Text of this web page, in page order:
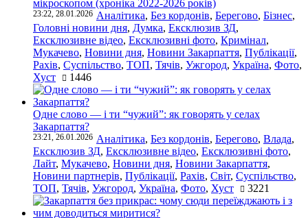
мікроскопом (хроніка 2022-2026 років)
23:22, 28.01.2026 Аналітика, Без кордонів, Берегово, Бізнес,
Головні новини дня, Думка, Ексклюзив ЗД,
Ексклюзивне відео, Ексклюзивні фото, Кримінал,
Мукачево, Новини дня, Новини Закарпаття, Публікації,
Рахів, Суспільство, ТОП, Тячів, Ужгород, Україна, Фото,
Хуст
1446
Одне слово — і ти “чужий”: як говорять у селах
Закарпаття?
23:21, 26.01.2026 Аналітика, Без кордонів, Берегово, Влада,
Ексклюзив ЗД, Ексклюзивне відео, Ексклюзивні фото,
Лайт, Мукачево, Новини дня, Новини Закарпаття,
Новини партнерів, Публікації, Рахів, Світ, Суспільство,
ТОП, Тячів, Ужгород, Україна, Фото, Хуст 3221